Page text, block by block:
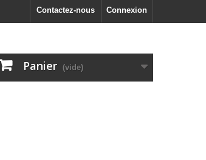
Connexion
Contactez-nous
Panier (vide)